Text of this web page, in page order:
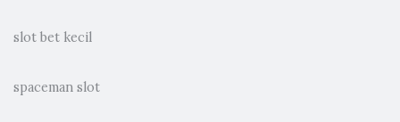
slot bet kecil
spaceman slot